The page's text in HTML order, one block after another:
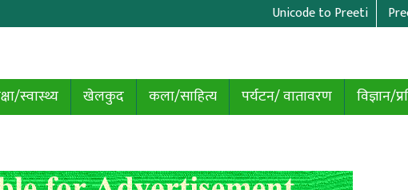
Unicode to Preeti
स्वास्थ्य खेलकुद कला/साहित्य पर्यटन/ वातावरण विज्ञान/